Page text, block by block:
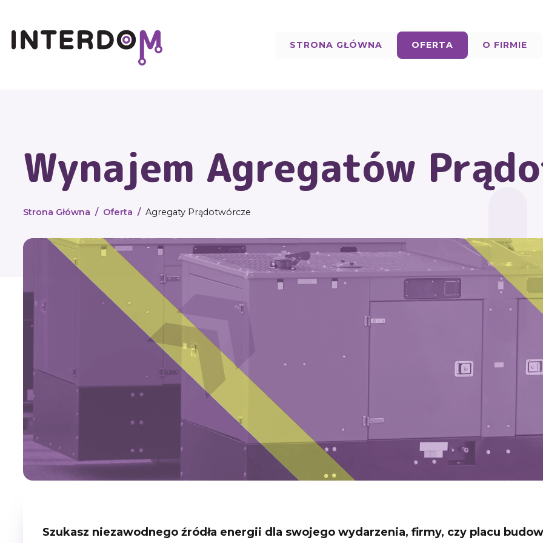
STRONA GŁÓWNA OFERTA O FIRMIE
Wynajem Agregatów
Strona Główna Oferta Agregaty Prądotwórcze
Szukasz niezawodnego źródła energii dla swojego wydarzenia, firmy, czy placu